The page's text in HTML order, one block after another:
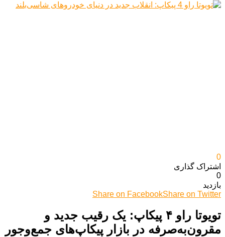
0
اشتراک گذاری‌
0
بازدید
Share on FacebookShare on Twitter
تویوتا راو ۴ پیکاپ: یک رقیب جدید و
مقرون‌به‌صرفه در بازار پیکاپ‌های جمع‌وجور